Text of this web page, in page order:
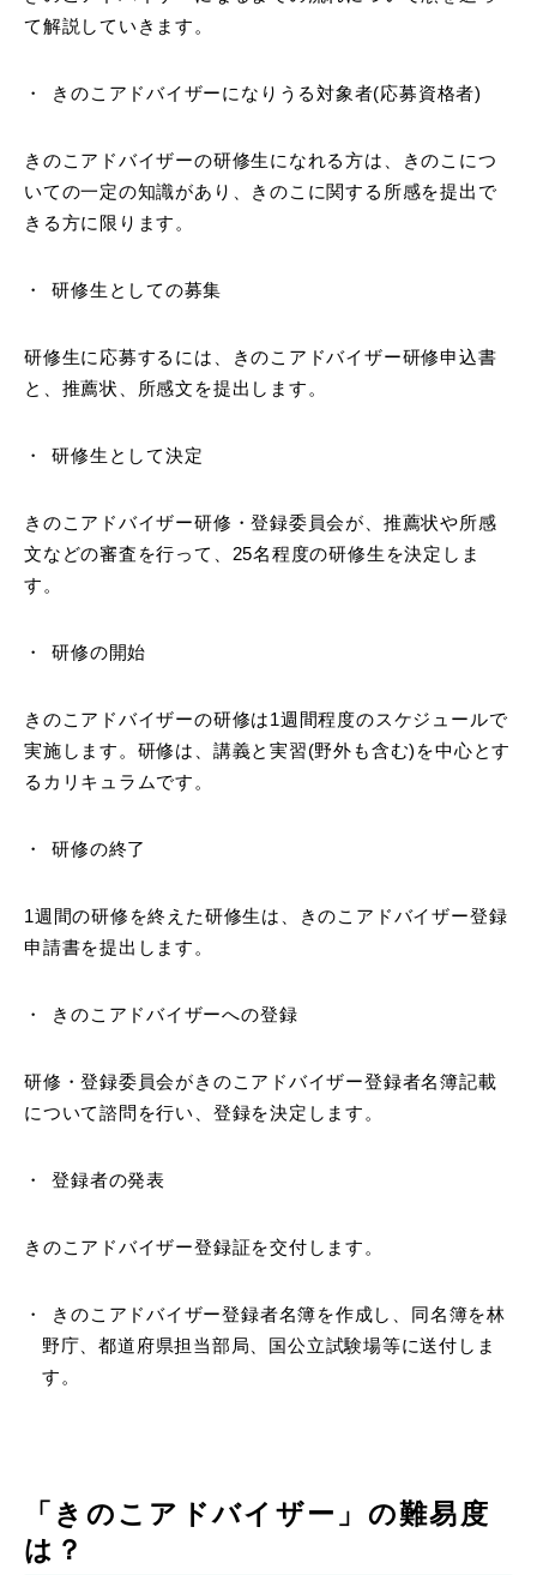
て解説していきます。
きのこアドバイザーになりうる対象者(応募資格者)
きのこアドバイザーの研修生になれる方は、きのこにつ
いての一定の知識があり、きのこに関する所感を提出で
きる方に限ります。
研修生としての募集
研修生に応募するには、きのこアドバイザー研修申込書
と、推薦状、所感文を提出します。
研修生として決定
きのこアドバイザー研修・登録委員会が、推薦状や所感
文などの審査を行って、25名程度の研修生を決定しま
す。
研修の開始
きのこアドバイザーの研修は1週間程度のスケジュールで
実施します。研修は、講義と実習(野外も含む)を中心とす
るカリキュラムです。
研修の終了
1週間の研修を終えた研修生は、きのこアドバイザー登録
申請書を提出します。
きのこアドバイザーへの登録
研修・登録委員会がきのこアドバイザー登録者名簿記載
について諮問を行い、登録を決定します。
登録者の発表
きのこアドバイザー登録証を交付します。
きのこアドバイザー登録者名簿を作成し、同名簿を林
野庁、都道府県担当部局、国公立試験場等に送付しま
す。
「きのこアドバイザー」の難易度
は？